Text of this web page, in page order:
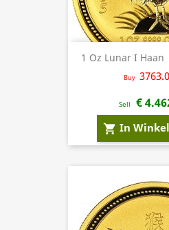
1 Oz Lunar I
Buy
Sell €
shopping_cart In